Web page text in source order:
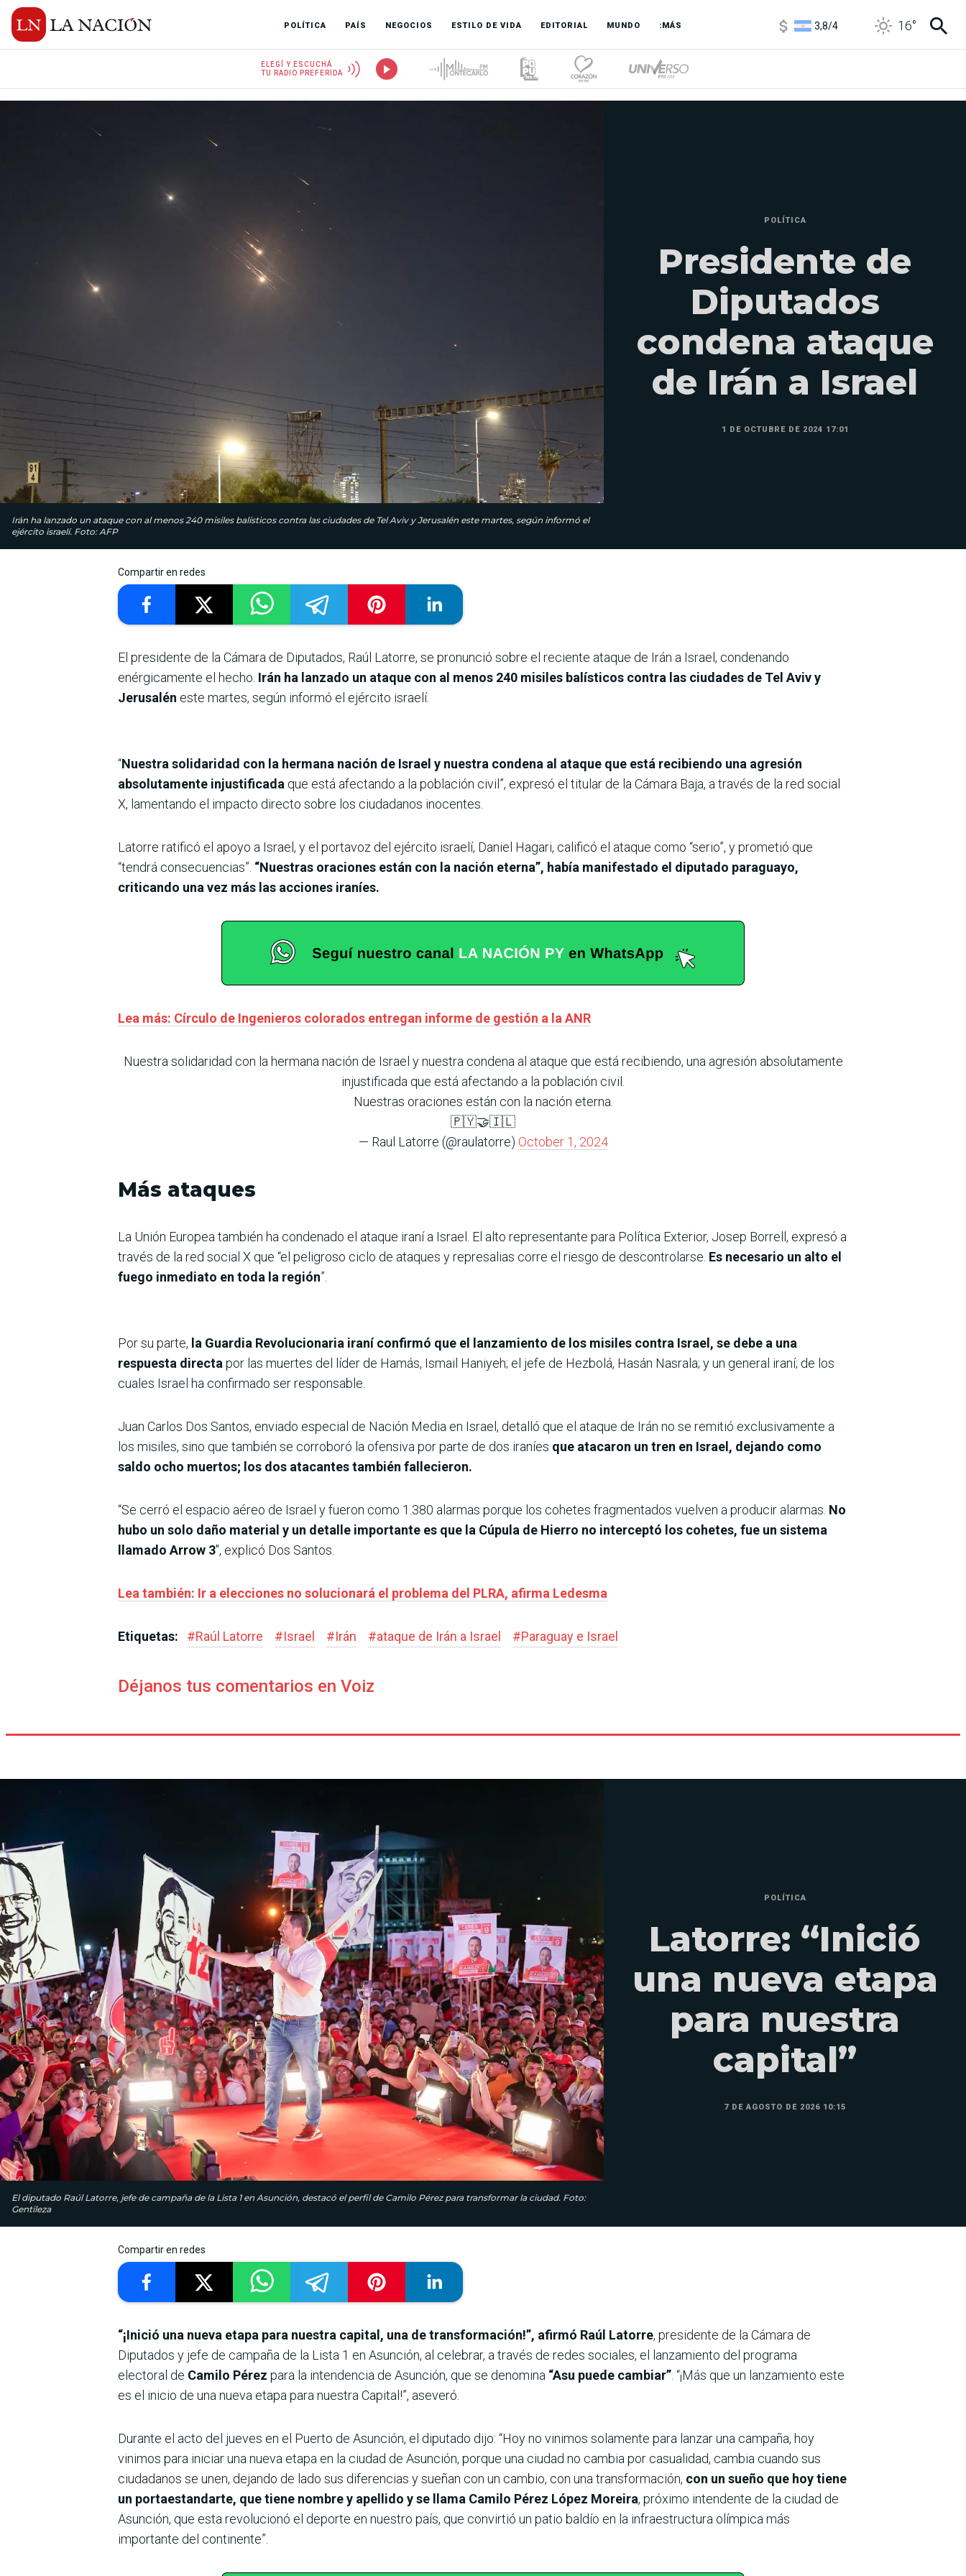
POLÍTICA PAÍS NEGOCIOS ESTILO DE VIDA EDITORIAL MUNDO :MÁS
6850/ 16°
ELEGÍ Y ESCUCHÁ
TU RADIO PREFERIDA
Irán ha lanzado un ataque con al menos 240 misiles balísticos contra las ciudades de Tel Aviv y Jerusalén este martes, según informó el
ejército israelí. Foto: AFP
POLÍTICA
Presidente de
Diputados
condena ataque
de Irán a Israel
1 DE OCTUBRE DE 2024 17:01
Compartir en redes
El presidente de la Cámara de Diputados, Raúl Latorre, se pronunció sobre el reciente ataque de Irán a Israel, condenando
enérgicamente el hecho. Irán ha lanzado un ataque con al menos 240 misiles balísticos contra las ciudades de Tel Aviv y
Jerusalén este martes, según informó el ejército israelí.
“Nuestra solidaridad con la hermana nación de Israel y nuestra condena al ataque que está recibiendo una agresión
absolutamente injustificada que está afectando a la población civil”, expresó el titular de la Cámara Baja, a través de la red social
X, lamentando el impacto directo sobre los ciudadanos inocentes.
Latorre ratificó el apoyo a Israel, y el portavoz del ejército israelí, Daniel Hagari, calificó el ataque como “serio”, y prometió que
“tendrá consecuencias”. “Nuestras oraciones están con la nación eterna”, había manifestado el diputado paraguayo,
criticando una vez más las acciones iraníes.
Lea más: Círculo de Ingenieros colorados entregan informe de gestión a la ANR
Nuestra solidaridad con la hermana nación de Israel y nuestra condena al ataque que está recibiendo, una agresión absolutamente
injustificada que está afectando a la población civil.
Nuestras oraciones están con la nación eterna.
🇵🇾🤝🇮🇱
— Raul Latorre (@raulatorre) October 1, 2024
Más ataques
La Unión Europea también ha condenado el ataque iraní a Israel. El alto representante para Política Exterior, Josep Borrell, expresó a
través de la red social X que “el peligroso ciclo de ataques y represalias corre el riesgo de descontrolarse. Es necesario un alto el
fuego inmediato en toda la región”.
Por su parte, la Guardia Revolucionaria iraní confirmó que el lanzamiento de los misiles contra Israel, se debe a una
respuesta directa por las muertes del líder de Hamás, Ismail Haniyeh; el jefe de Hezbolá, Hasán Nasrala; y un general iraní; de los
cuales Israel ha confirmado ser responsable.
Juan Carlos Dos Santos, enviado especial de Nación Media en Israel, detalló que el ataque de Irán no se remitió exclusivamente a
los misiles, sino que también se corroboró la ofensiva por parte de dos iraníes que atacaron un tren en Israel, dejando como
saldo ocho muertos; los dos atacantes también fallecieron.
“Se cerró el espacio aéreo de Israel y fueron como 1.380 alarmas porque los cohetes fragmentados vuelven a producir alarmas. No
hubo un solo daño material y un detalle importante es que la Cúpula de Hierro no interceptó los cohetes, fue un sistema
llamado Arrow 3″, explicó Dos Santos.
Lea también: Ir a elecciones no solucionará el problema del PLRA, afirma Ledesma
Etiquetas: #Raúl Latorre #Israel #Irán #ataque de Irán a Israel #Paraguay e Israel
Déjanos tus comentarios en Voiz
El diputado Raúl Latorre, jefe de campaña de la Lista 1 en Asunción, destacó el perfil de Camilo Pérez para transformar la ciudad. Foto:
Gentileza
POLÍTICA
Latorre: “Inició
una nueva etapa
para nuestra
capital”
7 DE AGOSTO DE 2026 10:15
Compartir en redes
“¡Inició una nueva etapa para nuestra capital, una de transformación!”, afirmó Raúl Latorre, presidente de la Cámara de
Diputados y jefe de campaña de la Lista 1 en Asunción, al celebrar, a través de redes sociales, el lanzamiento del programa
electoral de Camilo Pérez para la intendencia de Asunción, que se denomina “Asu puede cambiar” . “¡Más que un lanzamiento este
es el inicio de una nueva etapa para nuestra Capital!”, aseveró.
Durante el acto del jueves en el Puerto de Asunción, el diputado dijo: “Hoy no vinimos solamente para lanzar una campaña, hoy
vinimos para iniciar una nueva etapa en la ciudad de Asunción, porque una ciudad no cambia por casualidad, cambia cuando sus
ciudadanos se unen, dejando de lado sus diferencias y sueñan con un cambio, con una transformación, con un sueño que hoy tiene
un portaestandarte, que tiene nombre y apellido y se llama Camilo Pérez López Moreira, próximo intendente de la ciudad de
Asunción, que esta revolucionó el deporte en nuestro país, que convirtió un patio baldío en la infraestructura olímpica más
importante del continente”.